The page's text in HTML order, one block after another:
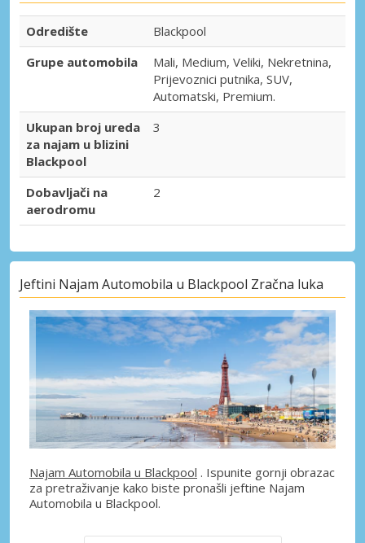
Odredište
Blackpool
Grupe automobila
Mali, Medium, Veliki, Nekretnina,
Prijevoznici putnika, SUV,
Automatski, Premium.
Ukupan broj ureda
za najam u blizini
Blackpool
3
Dobavljači na
aerodromu
2
Jeftini Najam Automobila u Blackpool Zračna luka
Najam Automobila u Blackpool . Ispunite gornji obrazac
za pretraživanje kako biste pronašli jeftine Najam
Automobila u Blackpool.